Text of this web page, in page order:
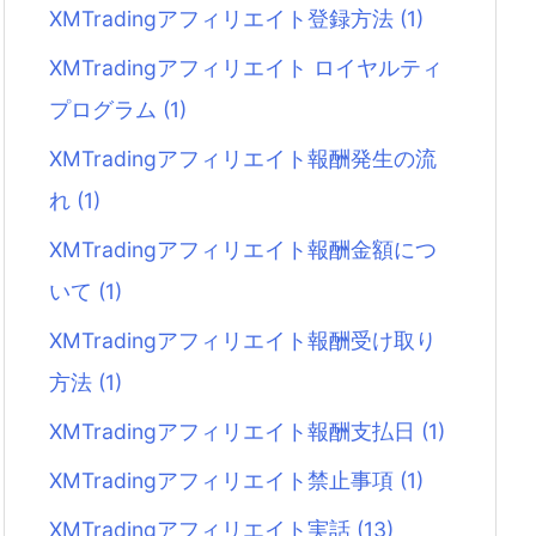
XMTradingアフィリエイト登録方法 (1)
XMTradingアフィリエイト ロイヤルティ
プログラム (1)
XMTradingアフィリエイト報酬発生の流
れ (1)
XMTradingアフィリエイト報酬金額につ
いて (1)
XMTradingアフィリエイト報酬受け取り
方法 (1)
XMTradingアフィリエイト報酬支払日 (1)
XMTradingアフィリエイト禁止事項 (1)
XMTradingアフィリエイト実話 (13)